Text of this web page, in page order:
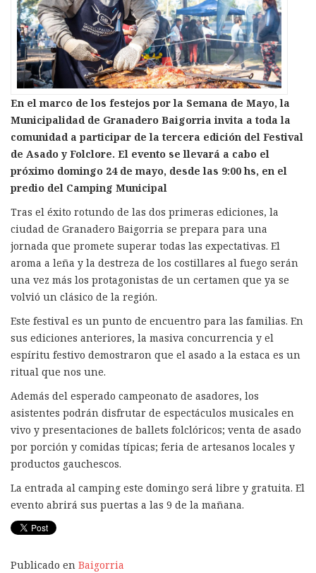
En el marco de los festejos por la Semana de Mayo, la
Municipalidad de Granadero Baigorria invita a toda la
comunidad a participar de la tercera edición del Festival
de Asado y Folclore. El evento se llevará a cabo el
próximo domingo 24 de mayo, desde las 9:00 hs, en el
predio del Camping Municipal
Tras el éxito rotundo de las dos primeras ediciones, la
ciudad de Granadero Baigorria se prepara para una
jornada que promete superar todas las expectativas. El
aroma a leña y la destreza de los costillares al fuego serán
una vez más los protagonistas de un certamen que ya se
volvió un clásico de la región.
Este festival es un punto de encuentro para las familias. En
sus ediciones anteriores, la masiva concurrencia y el
espíritu festivo demostraron que el asado a la estaca es un
ritual que nos une.
Además del esperado campeonato de asadores, los
asistentes podrán disfrutar de espectáculos musicales en
vivo y presentaciones de ballets folclóricos; venta de asado
por porción y comidas típicas; feria de artesanos locales y
productos gauchescos.
La entrada al camping este domingo será libre y gratuita. El
evento abrirá sus puertas a las 9 de la mañana.
Publicado en Baigorria